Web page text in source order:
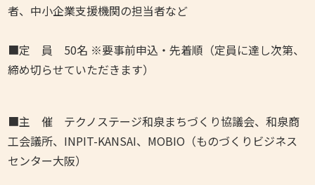
者、中小企業支援機関の担当者など
■定 員 50名 ※要事前申込・先着順（定員に達し次第、
締め切らせていただきます）
■主 催 テクノステージ和泉まちづくり協議会、和泉商
工会議所、INPIT-KANSAI、MOBIO（ものづくりビジネス
センター大阪）